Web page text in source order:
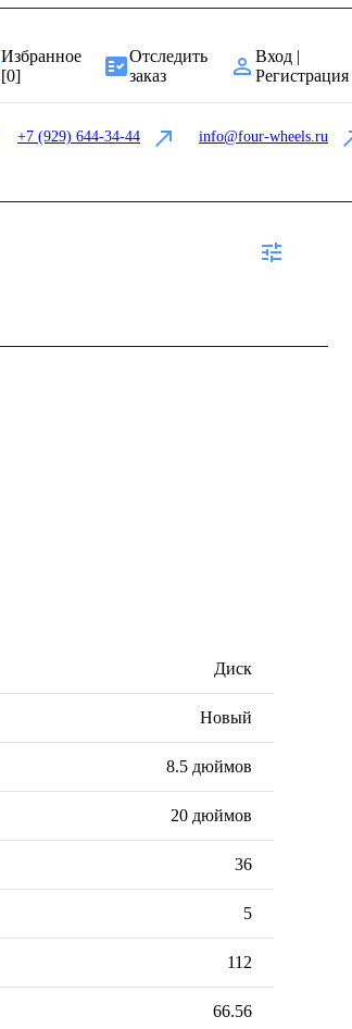
Избранное
[0]
Отследить
заказ
Вход |
Регистрация
+7 (929) 644-34-44 info@four-wheels.ru
Диск
Новый
8.5 дюймов
20 дюймов
36
5
112
66.56